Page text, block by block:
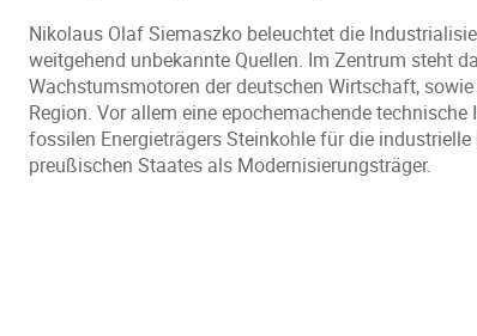
Nikolaus Olaf Siemaszko beleuchtet die
weitgehend unbekannte Quellen. Im Zentrum steht
Wachstumsmotoren der deutschen Wirtschaft,
Region. Vor allem eine epochemachende
fossilen Energieträgers Steinkohle für die
preußischen Staates als Modernisierungsträger.